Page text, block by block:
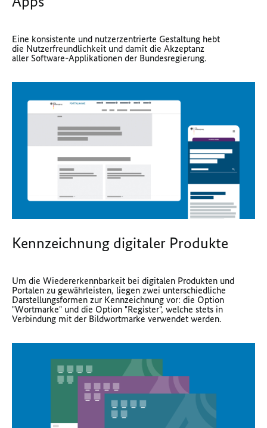
Eine konsistente und nutzerzentrierte Gestaltung hebt
die Nutzerfreundlichkeit und damit die Akzeptanz
aller Software-Applikationen der Bundesregierung.
Kennzeichnung digitaler Produkte
Um die Wiedererkennbarkeit bei digitalen Produkten und
Portalen zu gewährleisten, liegen zwei unterschiedliche
Darstellungsformen zur Kennzeichnung vor: die Option
"Wortmarke" und die Option "Register", welche stets in
Verbindung mit der Bildwortmarke verwendet werden.